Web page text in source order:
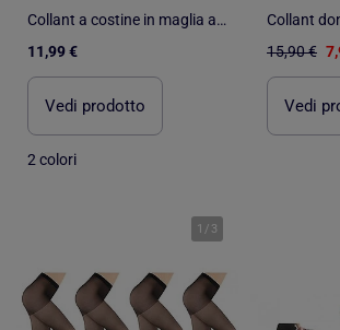
Collant a costine in maglia anti-pilling
11,99 €
Vedi prodotto
2 colori
15,90 €
Vedi
1 / 3